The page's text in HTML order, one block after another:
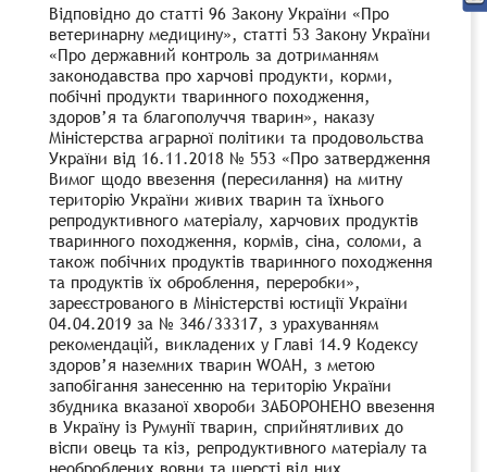
Відповідно до статті 96 Закону України «Про
ветеринарну медицину», статті 53 Закону України
«Про державний контроль за дотриманням
законодавства про харчові продукти, корми,
побічні продукти тваринного походження,
здоров’я та благополуччя тварин», наказу
Міністерства аграрної політики та продовольства
України від 16.11.2018 № 553 «Про затвердження
Вимог щодо ввезення (пересилання) на митну
територію України живих тварин та їхнього
репродуктивного матеріалу, харчових продуктів
тваринного походження, кормів, сіна, соломи, а
також побічних продуктів тваринного походження
та продуктів їх оброблення, переробки»,
зареєстрованого в Міністерстві юстиції України
04.04.2019 за № 346/33317, з урахуванням
рекомендацій, викладених у Главі 14.9 Кодексу
здоров’я наземних тварин WOAH, з метою
запобігання занесенню на територію України
збудника вказаної хвороби ЗАБОРОНЕНО ввезення
в Україну із Румунії тварин, сприйнятливих до
віспи овець та кіз, репродуктивного матеріалу та
необроблених вовни та шерсті від них.